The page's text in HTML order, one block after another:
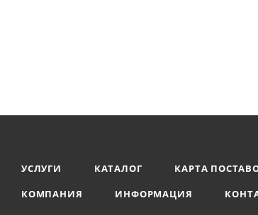
УСЛУГИ КАТАЛОГ
КАРТА
КОМПАНИЯ
ИНФОРМАЦИЯ